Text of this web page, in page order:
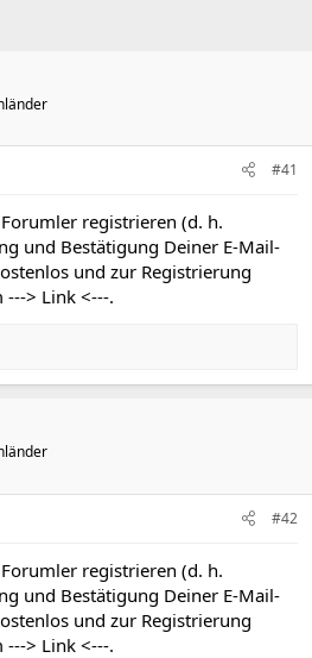
#41
registrieren (d. h.
und Bestätigung Deiner E-Mail-
und zur Registrierung
---> Link <---.
#42
registrieren (d. h.
und Bestätigung Deiner E-Mail-
und zur Registrierung
---> Link <---.